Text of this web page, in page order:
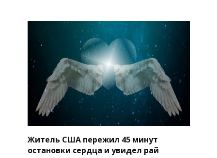
Житель США пережил 45 минут
остановки сердца и увидел рай